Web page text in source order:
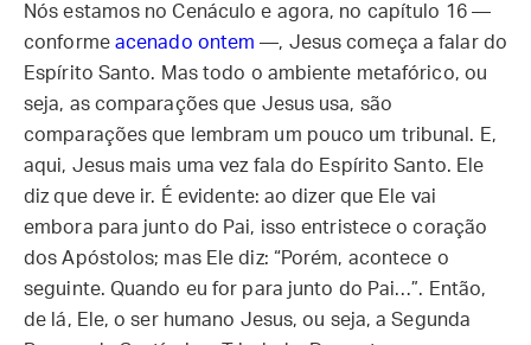
Nós estamos no Cenáculo e agora, no capítulo 16 —
conforme acenado ontem —, Jesus começa a falar do
Espírito Santo. Mas todo o ambiente metafórico, ou
seja, as comparações que Jesus usa, são
comparações que lembram um pouco um tribunal. E,
aqui, Jesus mais uma vez fala do Espírito Santo. Ele
diz que deve ir. É evidente: ao dizer que Ele vai
embora para junto do Pai, isso entristece o coração
dos Apóstolos; mas Ele diz: “Porém, acontece o
seguinte. Quando eu for para junto do Pai…”. Então,
de lá, Ele, o ser humano Jesus, ou seja, a Segunda